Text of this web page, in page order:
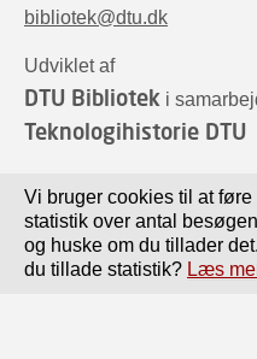
bibliotek@dtu.dk
Udviklet af
DTU Bibliotek i
Teknologihistorie DTU
Vi bruger cookies til at føre
statistik over antal
og huske om du tillader
du tillade statistik? Læs